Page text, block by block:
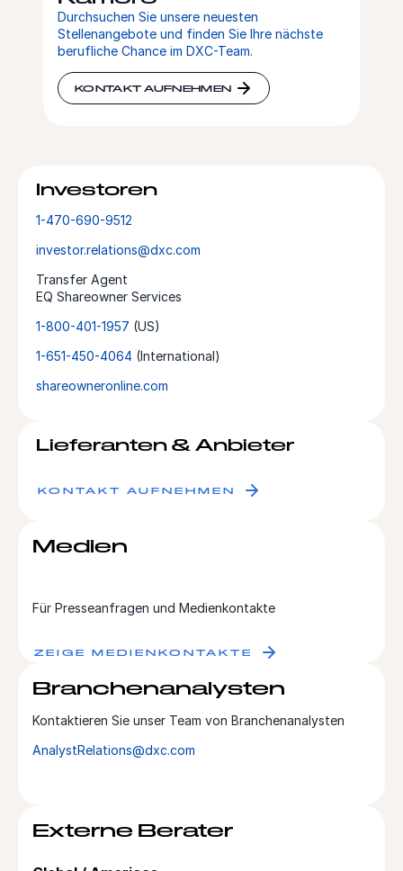
Durchsuchen Sie unsere neuesten
Stellenangebote und finden Sie Ihre nächste
berufliche Chance im DXC-Team.
KONTAKT AUFNEHMEN
Investoren
1-470-690-9512
investor.relations@dxc.com
Transfer Agent
EQ Shareowner Services
1-800-401-1957 (US)
1-651-450-4064 (International)
shareowneronline.com
Lieferanten & Anbieter
KONTAKT AUFNEHMEN
Medien
Für Presseanfragen und Medienkontakte
ZEIGE MEDIENKONTAKTE
Branchenanalysten
Kontaktieren Sie unser Team von Branchenanalysten
AnalystRelations@dxc.com
Externe Berater